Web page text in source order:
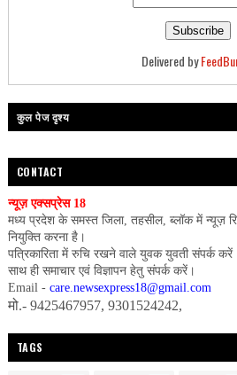
Delivered by
कुल पेज दृश्य
CONTACT
न्यूज़ एक्सप्रेस 18
मध्य प्रदेश के समस्त जिला, तहसील, ब्लॉक में न्यूज़
नियुक्ति करना है।
पत्रिकारिता में रुचि रखने वाले युवक युवती संपर्क करें।
साथ ही समाचार एवं विज्ञापन हेतु संपर्क करें।
Email - care.newsexpress18@gmail.com
मो.- 9425467957, 9301524242,
TAGS